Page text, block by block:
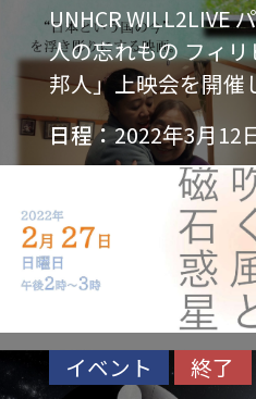
UNHCR WILL2LIVE
人の忘れもの フィ
邦人」上映会を開催
日程：2022年3月12
イベント
終了